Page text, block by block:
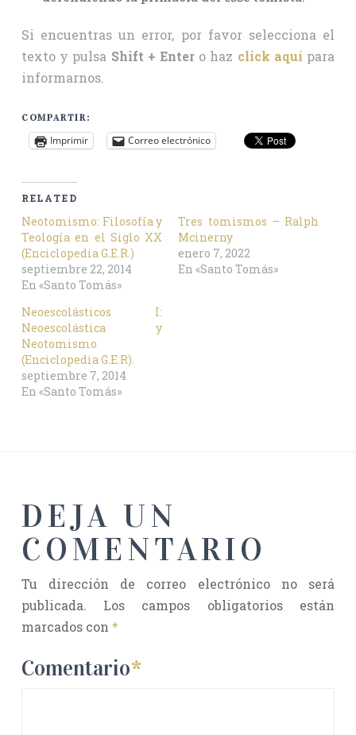
Si encuentras un error, por favor selecciona el
texto y pulsa Shift + Enter o haz click aquí para
informarnos.
COMPARTIR:
Imprimir Correo electrónico
RELATED
Neotomismo: Filosofía y
Teología en el Siglo XX
(Enciclopedia G.E.R.)
septiembre 22, 2014
En «Santo Tomás»
Tres tomismos – Ralph
Mcinerny
enero 7, 2022
En «Santo Tomás»
Neoescolásticos I:
Neoescolástica y
Neotomismo
(Enciclopedia G.E.R).
septiembre 7, 2014
En «Santo Tomás»
DEJA UN
COMENTARIO
Tu dirección de correo electrónico no será
publicada.
Los campos obligatorios están
marcados con *
Comentario*